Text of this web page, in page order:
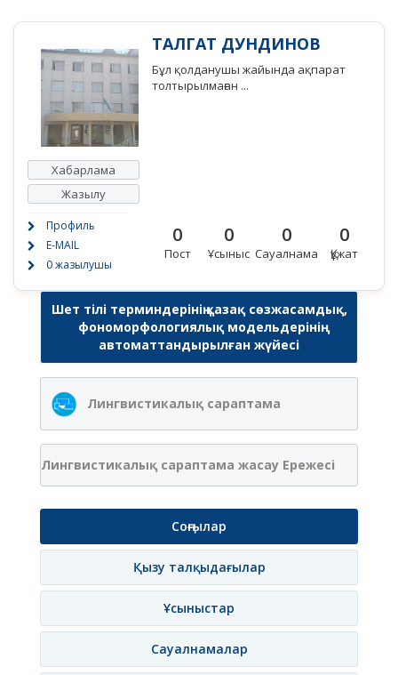
Хабарлама
Жазылу
Профиль
E-MAIL
0 жазылушы
ТАЛГАТ ДУНДИНОВ
Бұл қолданушы жайында ақпарат
толтырылмаған ...
0
Пост
0
Ұсыныс
0
Сауалнама
0
Құжат
Шет тілі терминдерінің қазақ сөзжасамдық,
фономорфологиялық модельдерінің
автоматтандырылған жүйесі
Лингвистикалық сараптама
Лингвистикалық сараптама жасау Ережесі
Соңғылар
Қызу талқыдағылар
Ұсыныстар
Сауалнамалар